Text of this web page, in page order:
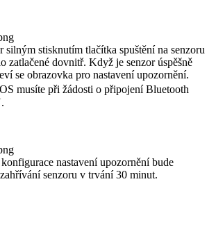
silným stisknutím tlačítka spuštění na senzoru
zatlačené dovnitř. Když je senzor úspěšně
se obrazovka pro nastavení upozornění.
musíte při žádosti o připojení Bluetooth
nastavení upozornění bude
senzoru v trvání 30 minut.